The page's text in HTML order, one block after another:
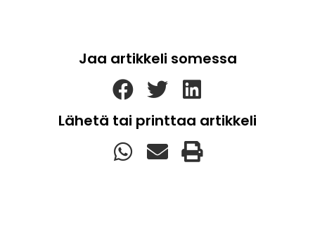
Jaa artikkeli somessa
Lähetä tai printtaa artikkeli